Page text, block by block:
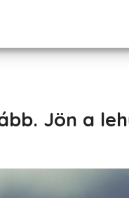
Jön a